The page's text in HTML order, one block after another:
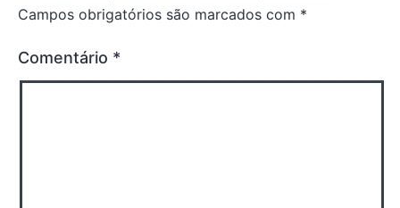
Campos obrigatórios são marcados com *
Comentário *